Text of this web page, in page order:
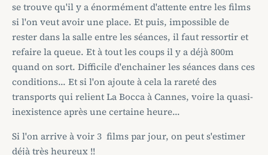
se trouve qu'il y a énormément d'attente entre les films
si l'on veut avoir une place. Et puis, impossible de
rester dans la salle entre les séances, il faut ressortir et
refaire la queue. Et à tout les coups il y a déjà 800m
quand on sort. Difficile d'enchainer les séances dans ces
conditions... Et si l'on ajoute à cela la rareté des
transports qui relient La Bocca à Cannes, voire la quasi-
inexistence après une certaine heure...
Si l'on arrive à voir 3 films par jour, on peut s'estimer
déjà très heureux !!